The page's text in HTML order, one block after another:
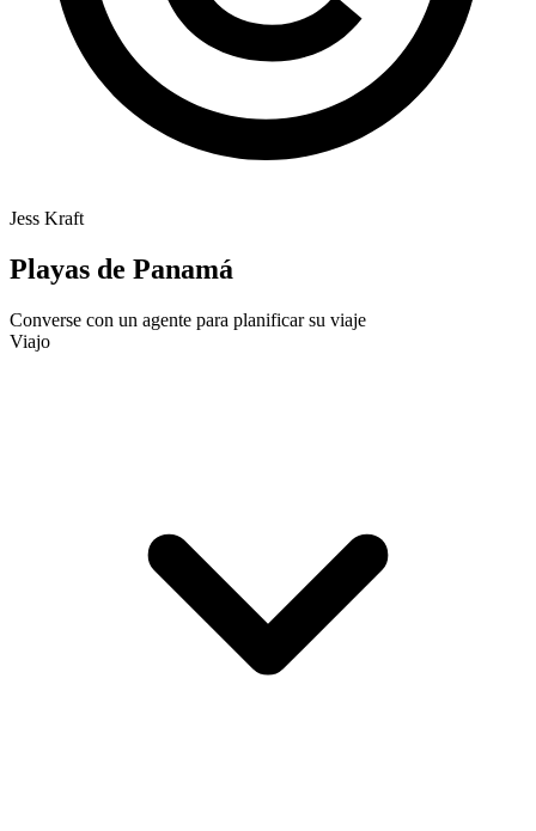
Jess Kraft
Playas de Panamá
Converse con un agente para planificar su viaje
Viajo